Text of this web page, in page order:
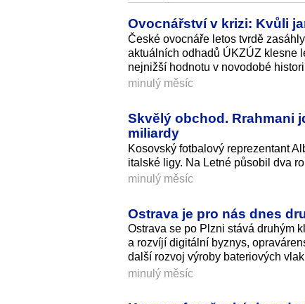
Ovocnářství v krizi: Kvůli
České ovocnáře letos tvrdě
aktuálních odhadů ÚKZÚZ klesne
nejnižší hodnotu v novodobé
minulý měsíc
Skvělý obchod. Rrahmani
miliardy
Kosovský fotbalový reprezentant
italské ligy. Na Letné působil dva
minulý měsíc
Ostrava je pro nás dnes
Ostrava se po Plzni stává druhým
a rozvíjí digitální byznys,
další rozvoj výroby bateriových
minulý měsíc